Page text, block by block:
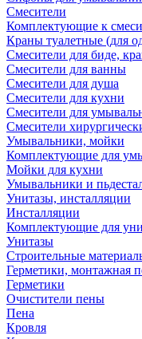
Смесители
Комплектующие к
Краны туалетные (для
Смесители для биде,
Смесители для ванны
Смесители для душа
Смесители для кухни
Смесители для
Смесители
Умывальники, мойки
Комплектующие для
Мойки для кухни
Умывальники и
Унитазы, инсталляции
Инсталляции
Комплектующие для
Унитазы
Строительные
Герметики, монтажная
Герметики
Очистители пены
Пена
Кровля